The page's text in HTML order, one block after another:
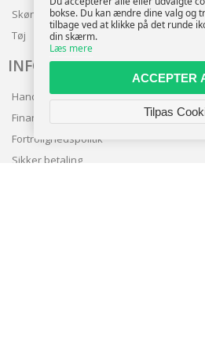
Skønhed
Tøj
INFO
Handelsbetingelser
Finansering
Fortrolighedspolitik
Sikker betaling
bokse. Du kan ændre dine valg og
tilbage ved at klikke på det runde
din skærm.
Læs mere
ACCEPTER
Tilpas